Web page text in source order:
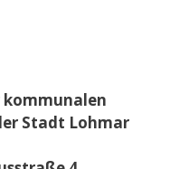
kommunalen
Stadt Lohmar